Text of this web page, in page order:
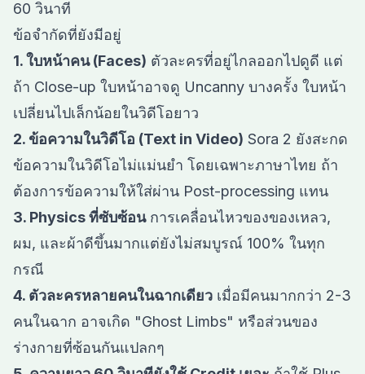
60 วินาที
ข้อจำกัดที่ยังมีอยู่
1. ใบหน้าคน (Faces) ตัวละครที่อยู่ไกลออกไปดูดี แต่
ถ้า Close-up ใบหน้าอาจดู Uncanny บางครั้ง ใบหน้า
เปลี่ยนไปเล็กน้อยในวิดีโอยาว
2. ข้อความในวิดีโอ (Text in Video) Sora 2 ยังสะกด
ข้อความในวิดีโอไม่แม่นยำ โดยเฉพาะภาษาไทย ถ้า
ต้องการข้อความให้ใส่ผ่าน Post-processing แทน
3. Physics ที่ซับซ้อนการเคลื่อนไหวของของเหลว,
ผม, และผ้าดีขึ้นมากแต่ยังไม่สมบูรณ์ 100% ในทุก
กรณี
4. ตัวละครหลายคนในฉากเดียว เมื่อมีคนมากกว่า 2-3
คนในฉาก อาจเกิด "Ghost Limbs" หรือส่วนของ
ร่างกายที่ซ้อนกันแปลกๆ